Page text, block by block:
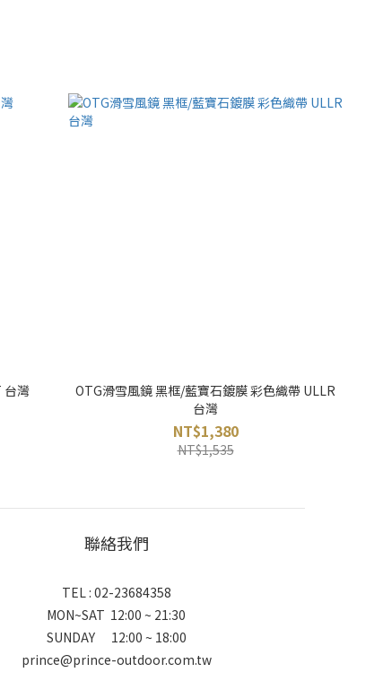
台灣
OTG滑雪風鏡 黑框/藍寶石鍍膜 彩色織帶 ULLR
台灣
NT$1,380
NT$1,535
聯絡我們
TEL : 02-23684358
MON~SAT 12:00 ~ 21:30
SUNDAY 12:00 ~ 18:00
prince@prince-outdoor.com.tw